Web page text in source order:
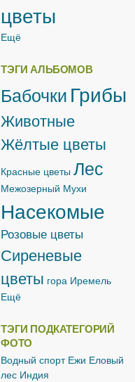
цветы
Ещё
ТЭГИ АЛЬБОМОВ
БабочкиГрибы
Животные
Жёлтые цветы
Красные цветы Лес
Межозерный Мухи
Насекомые
Розовые цветы
Сиреневые
цветы гора Иремель
Ещё
ТЭГИ ПОДКАТЕГОРИЙ
ФОТО
Водный спорт Ежи Еловый
лес Индия